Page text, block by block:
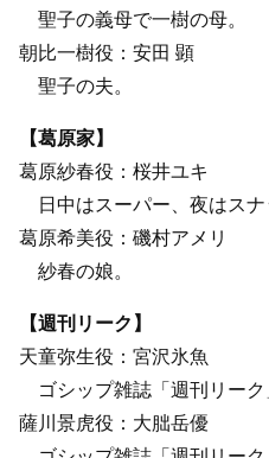
聖子の義母で一樹の母。
朝比一樹役：安田 顕
聖子の夫。
【葛原家】
葛原紗春役：桜井ユキ
日中はスーパー、夜はスナ
葛原希美役：磯村アメリ
紗春の娘。
【週刊リーク】
天童弥生役：宮沢氷魚
ゴシップ雑誌「週刊リーク
薩川景虎役：大朏岳優